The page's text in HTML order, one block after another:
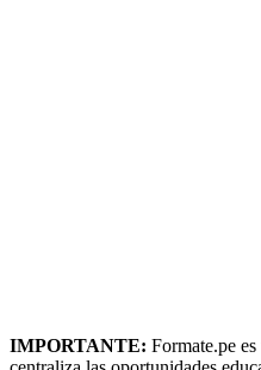
IMPORTANTE: Formate.pe